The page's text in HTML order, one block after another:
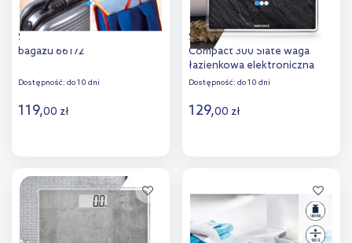
Soehnle Travel waga do
bagażu 66172
Dostępność: do 10 dni
119,00 zł
Dodaj do
porównania
Soehnle Style Sense
Compact 300 Slate waga
łazienkowa elektroniczna
63881
Dostępność: do 10 dni
129,00 zł
porównania